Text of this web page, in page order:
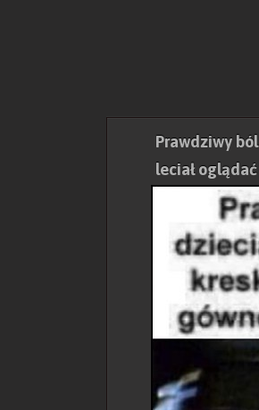
Prawdziwy
leciał